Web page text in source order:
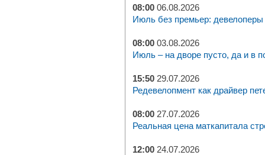
08:00 06.08.2026
Июль без премьер: девелоперы
08:00 03.08.2026
Июль – на дворе пусто, да и в
15:50 29.07.2026
Редевелопмент как драйвер
08:00 27.07.2026
Реальная цена маткапитала
12:00 24.07.2026